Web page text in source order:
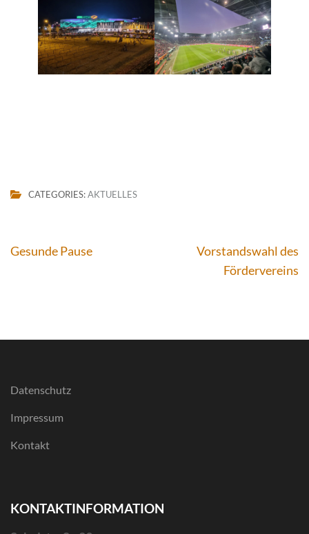
CATEGORIES:AKTUELLES
Beitragsnavigation
Gesunde Pause
Vorstandswahl des
Fördervereins
Datenschutz
Impressum
Kontakt
KONTAKTINFORMATION